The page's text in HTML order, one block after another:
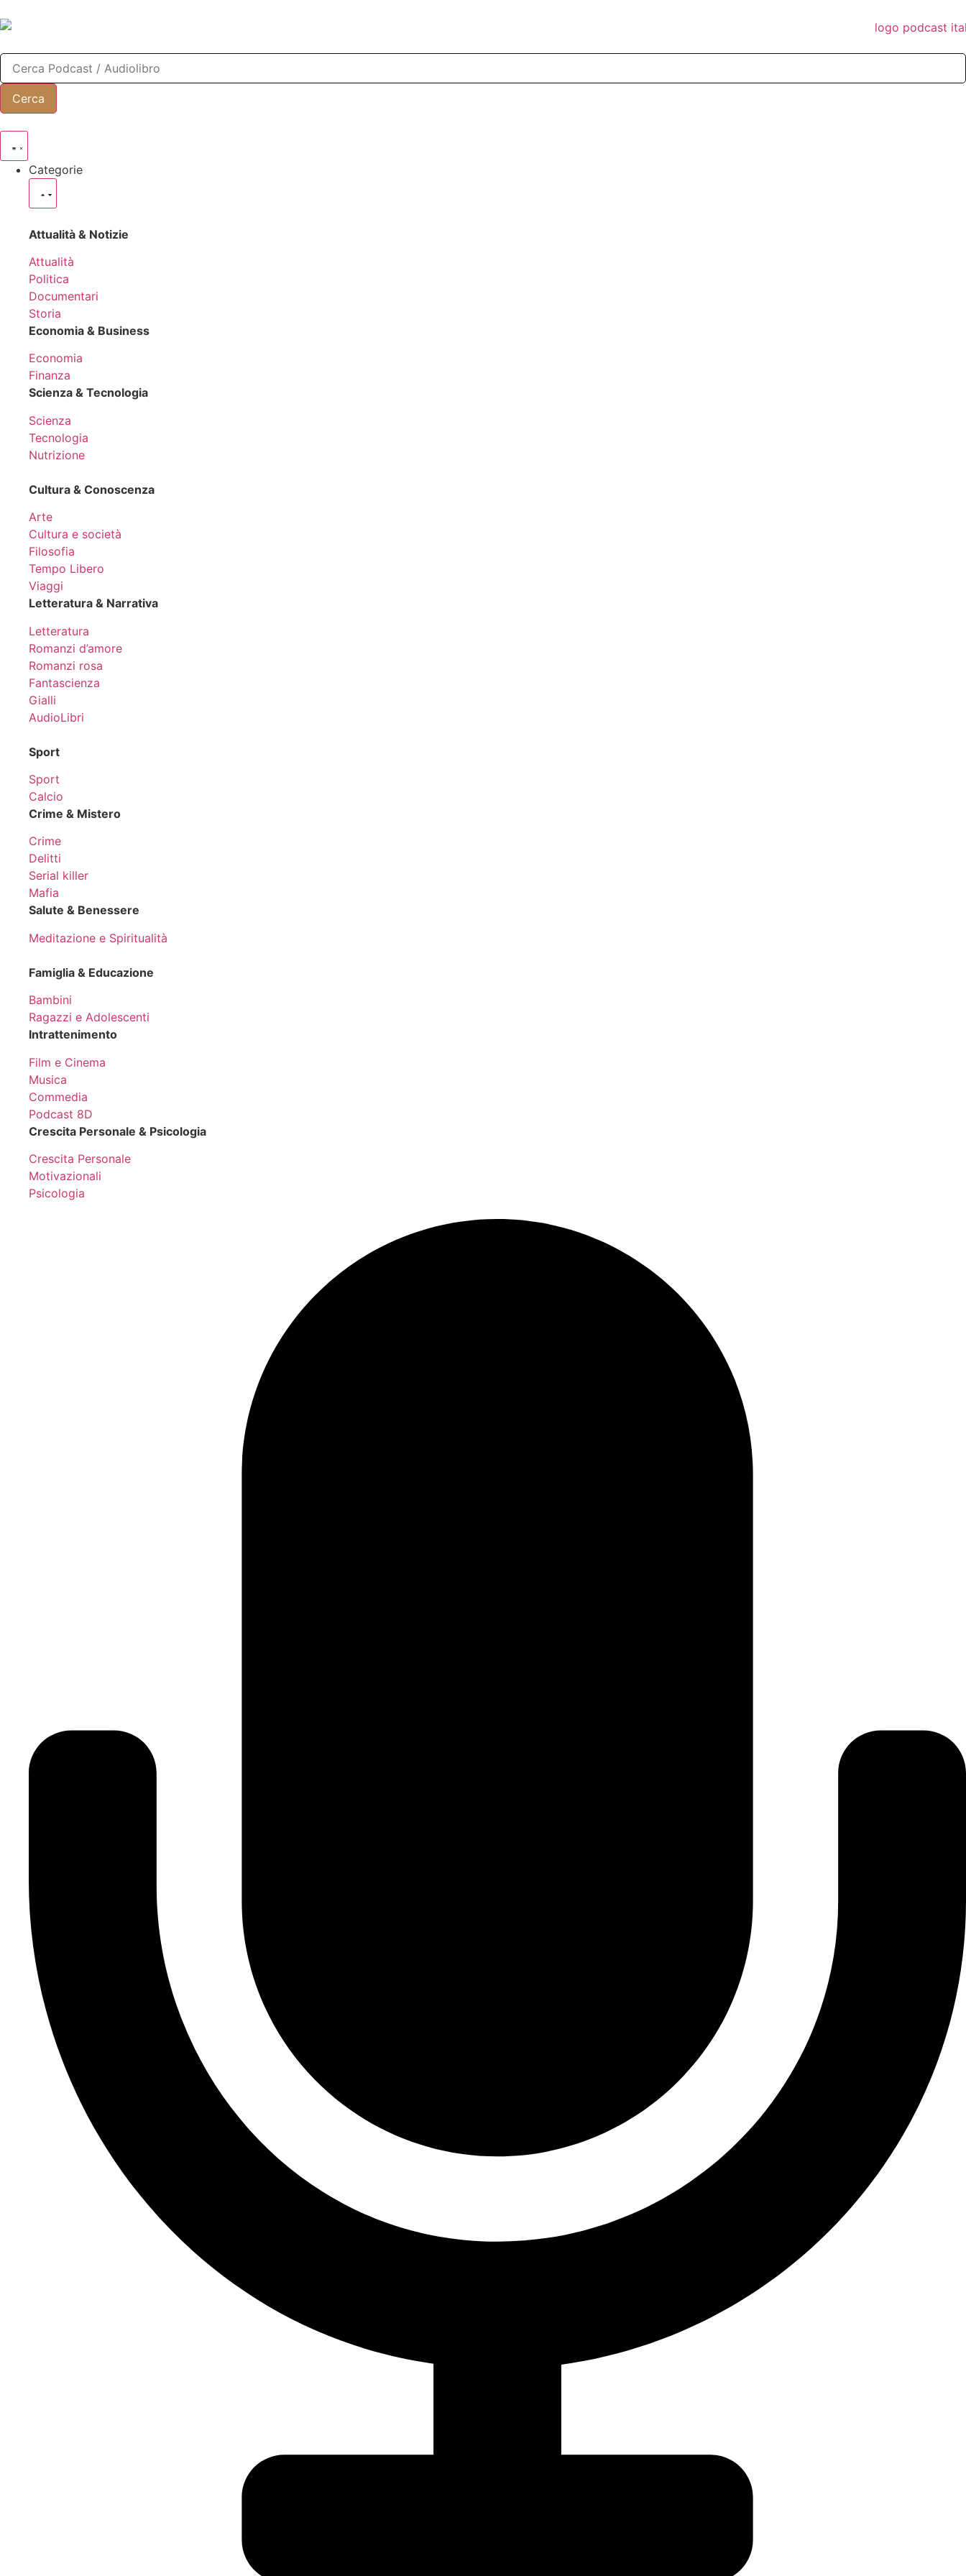
Categorie
Attualità & Notizie
Attualità
Politica
Documentari
Storia
Economia & Business
Economia
Finanza
Scienza & Tecnologia
Scienza
Tecnologia
Nutrizione
Cultura & Conoscenza
Arte
Cultura e società
Filosofia
Tempo Libero
Viaggi
Letteratura & Narrativa
Letteratura
Romanzi d’amore
Romanzi rosa
Fantascienza
Gialli
AudioLibri
Sport
Sport
Calcio
Crime & Mistero
Crime
Delitti
Serial killer
Mafia
Salute & Benessere
Meditazione e Spiritualità
Famiglia & Educazione
Bambini
Ragazzi e Adolescenti
Intrattenimento
Film e Cinema
Musica
Commedia
Podcast 8D
Crescita Personale & Psicologia
Crescita Personale
Motivazionali
Psicologia